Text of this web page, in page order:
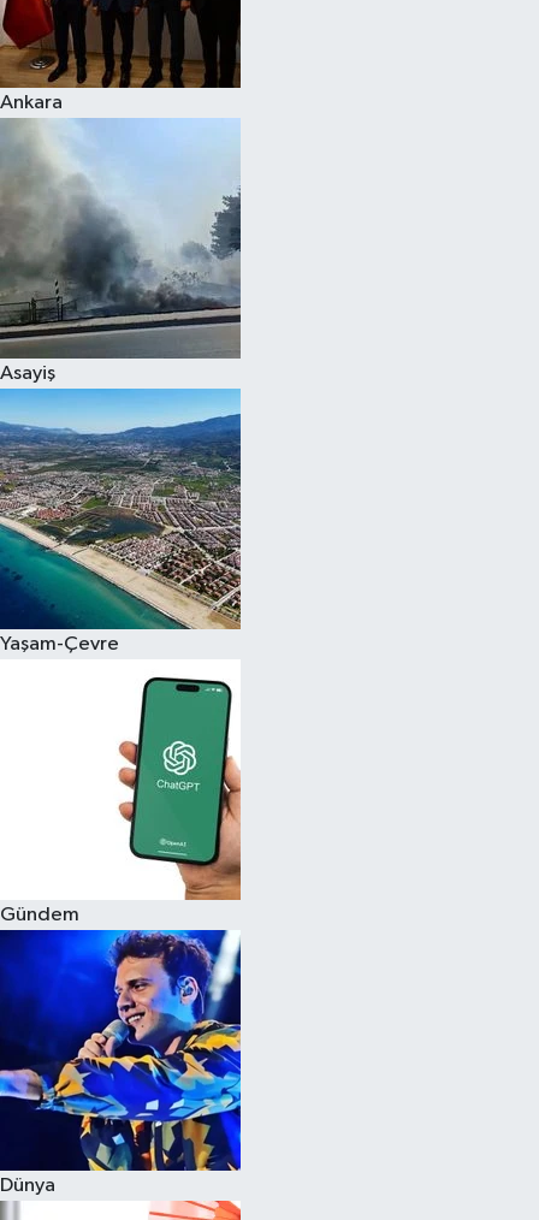
Ankara
Asayiş
Yaşam-Çevre
Gündem
Dünya
Spor
Çocuk
Eğitim
Hava Durumu
Kim kimdir?
Kültür Sanat
Sağlık
Siyaset
Teknoloji
Televizyon
Yaşam-Çevre